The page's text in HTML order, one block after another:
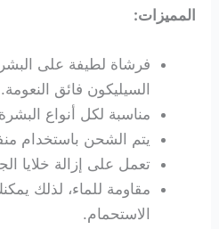
المميزات:
فرشاة لطيفة على
السيليكون فائق النعومة.
مناسبة لكل أنواع
يتم الشحن باستخدام
تعمل على إزالة خلايا
مقاومة للماء، لذلك
الاستحمام.